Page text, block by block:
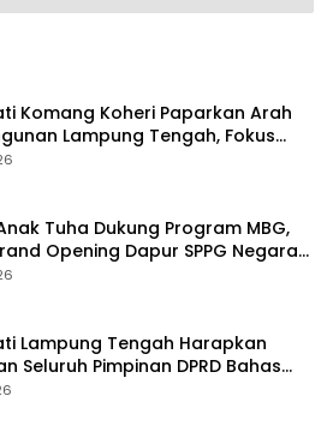
Komang Koheri Paparkan Arah
Lampung Tengah, Fokus
Ekonomi, Infrastruktur dan
Tuha Dukung Program MBG,
Opening Dapur SPPG Negara
Tengah
Lampung Tengah Harapkan
Seluruh Pimpinan DPRD Bahas
APBD Tahun 2027